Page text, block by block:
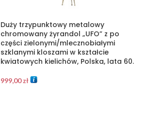
Duży trzypunktowy metalowy
chromowany żyrandol „UFO” z po
części zielonymi/mlecznobiałymi
szklanymi kloszami w kształcie
kwiatowych kielichów, Polska, lata 60.
999,00zł